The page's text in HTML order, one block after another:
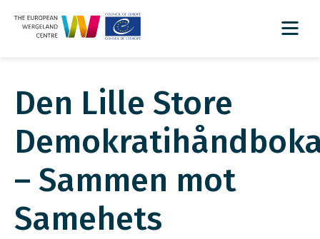
Den Lille Store
– Sammen mot
Samehets